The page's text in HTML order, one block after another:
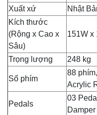
Xuất xứ
Nhật
Kích thước
(Rộng x Cao x
Sâu)
151W x
Trọng lượng 248 kg
Số phím
88
Acrylic
Pedals
03
Damper